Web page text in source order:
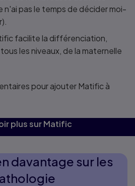
n'ai pas le temps de décider moi-
facilite la différenciation,
les niveaux, de la maternelle
pour ajouter Matific à
plus sur Matific
davantage sur les